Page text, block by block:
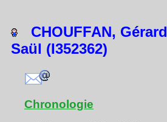
CHOUFFAN, Gérard
Saül (I352362)
Chronologie